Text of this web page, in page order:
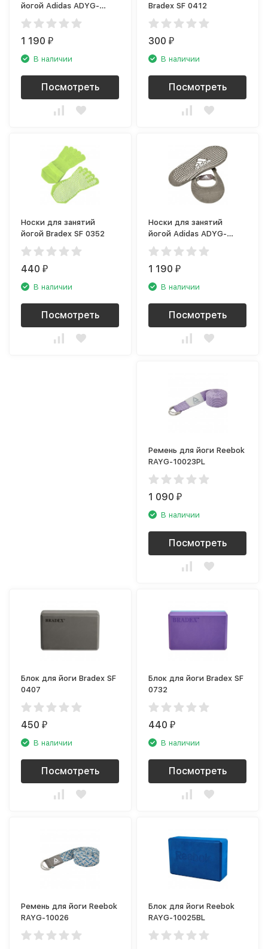
йогой Adidas ADYG-
30101GR
1 190₽
В наличии
Посмотреть
Bradex SF 0412
300₽
В наличии
Посмотреть
Носки для занятий
йогой Bradex SF 0352
440₽
В наличии
Посмотреть
Носки для занятий
йогой Adidas ADYG-
30102GR
1 190₽
В наличии
Посмотреть
Ремень для йоги Reebok
RAYG-10023PL
1 090₽
В наличии
Посмотреть
Блок для йоги Bradex SF
0407
450₽
В наличии
Посмотреть
Блок для йоги Bradex SF
0732
440₽
В наличии
Посмотреть
Ремень для йоги Reebok
RAYG-10026
Блок для йоги Reebok
RAYG-10025BL